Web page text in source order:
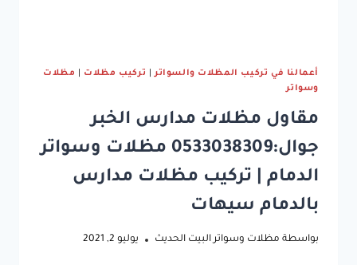
أعمالنا في تركيب المظلات والسواتر| تركيب مظلات
مظلات
وسواتر
مقاول مظلات مدارس الخبر
جوال:0533038309 مظلات وسواتر
الدمام | تركيب مظلات مدارس
بالدمام سيهات
بواسطة مظلات وسواتر البيت الحديث يوليو 2, 2021